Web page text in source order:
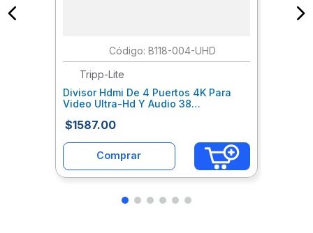
: B118-004-UHD
Tripp-Lite
Divisor Hdmi De 4 Puertos 4K Para
Video Ultra-Hd Y Audio 38
$1587.00
Comprar